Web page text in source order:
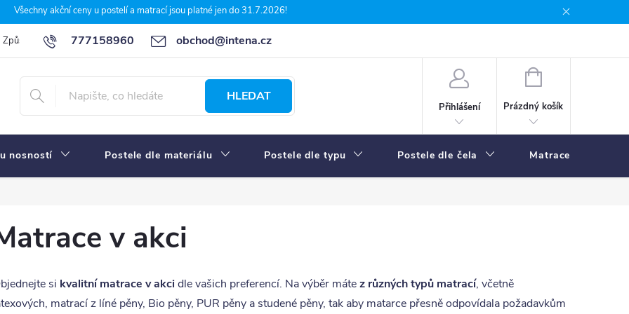
Všechny akční ceny u postelí a matrací jsou platné jen do 31.7.2026!
777158960 obchod@intena.cz
Způsoby a ceny dopravy 7 důvodů, proč nakupit u Intena nábytek
HLEDAT
Přihlášení
NÁKUPNÍ
Prázdný košík
nosností Postele dle materiálu Postele dle typu Postele dle čela Matrace
v akci
si kvalitní matrace v akcidle vašich preferencí. Na výběr mátez různých typů matrací, včetně
matrací z líné pěny, Bio pěny, PUR pěny a studené pěny, tak aby matarce přesně odpovídala požadavkům